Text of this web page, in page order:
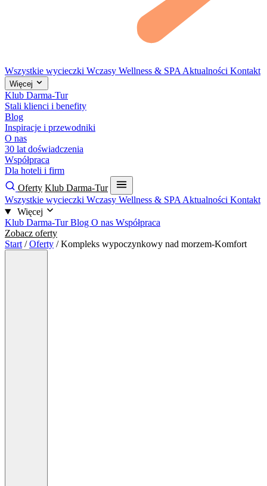
Wszystkie wycieczki Wczasy Wellness & SPA Aktualności Kontakt
Więcej
Klub Darma-Tur
Stali klienci i benefity
Blog
Inspiracje i przewodniki
O nas
30 lat doświadczenia
Współpraca
Dla hoteli i firm
Oferty Klub Darma-Tur
Wszystkie wycieczki Wczasy Wellness & SPA Aktualności Kontakt
Więcej
Klub Darma-TurBlog O nas Współpraca
Zobacz oferty
Start / Oferty / Kompleks wypoczynkowy nad morzem-Komfort